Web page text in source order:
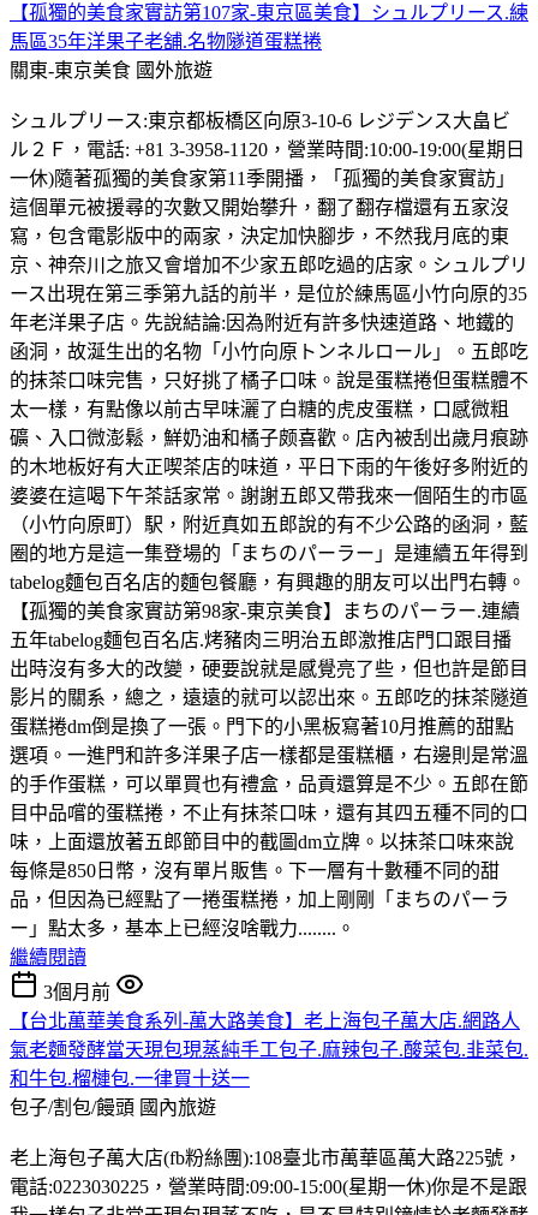
【孤獨的美食家實訪第107家-東京區美食】シュルプリース.練
馬區35年洋果子老舖.名物隧道蛋糕捲
關東-東京美食 國外旅遊
シュルプリース:東京都板橋区向原3-10-6 レジデンス大畠ビ
ル２Ｆ，電話: +81 3-3958-1120，營業時間:10:00-19:00(星期日
一休)隨著孤獨的美食家第11季開播，「孤獨的美食家實訪」
這個單元被援尋的次數又開始攀升，翻了翻存檔還有五家沒
寫，包含電影版中的兩家，決定加快腳步，不然我月底的東
京、神奈川之旅又會增加不少家五郎吃過的店家。シュルプリ
ース出現在第三季第九話的前半，是位於練馬區小竹向原的35
年老洋果子店。先說結論:因為附近有許多快速道路、地鐵的
函洞，故涎生出的名物「小竹向原トンネルロール」。五郎吃
的抹茶口味完售，只好挑了橘子口味。說是蛋糕捲但蛋糕體不
太一樣，有點像以前古早味灑了白糖的虎皮蛋糕，口感微粗
礦、入口微澎鬆，鮮奶油和橘子颇喜歡。店內被刮出歲月痕跡
的木地板好有大正喫茶店的味道，平日下雨的午後好多附近的
婆婆在這喝下午茶話家常。謝謝五郎又帶我來一個陌生的市區
（小竹向原町）駅，附近真如五郎說的有不少公路的函洞，藍
圈的地方是這一集登場的「まちのパーラー」是連續五年得到
tabelog麵包百名店的麵包餐廳，有興趣的朋友可以出門右轉。
【孤獨的美食家實訪第98家-東京美食】まちのパーラー.連續
五年tabelog麵包百名店.烤豬肉三明治五郎激推店門口跟目播
出時沒有多大的改變，硬要說就是感覺亮了些，但也許是節目
影片的關系，總之，遠遠的就可以認出來。五郎吃的抹茶隧道
蛋糕捲dm倒是換了一張。門下的小黑板寫著10月推薦的甜點
選項。一進門和許多洋果子店一樣都是蛋糕櫃，右邊則是常溫
的手作蛋糕，可以單買也有禮盒，品貢還算是不少。五郎在節
目中品嚐的蛋糕捲，不止有抹茶口味，還有其四五種不同的口
味，上面還放著五郎節目中的截圖dm立牌。以抹茶口味來說
每條是850日幣，沒有單片販售。下一層有十數種不同的甜
品，但因為已經點了一捲蛋糕捲，加上剛剛「まちのパーラ
ー」點太多，基本上已經沒啥戰力........。
繼續閱讀
3個月前
【台北萬華美食系列-萬大路美食】老上海包子萬大店.網路人
氣老麵發酵當天現包現蒸純手工包子.麻辣包子.酸菜包.韭菜包.
和牛包.榴槤包.一律買十送一
包子/割包/饅頭 國內旅遊
老上海包子萬大店(fb粉絲團):108臺北市萬華區萬大路225號，
電話:0223030225，營業時間:09:00-15:00(星期一休)你是不是跟